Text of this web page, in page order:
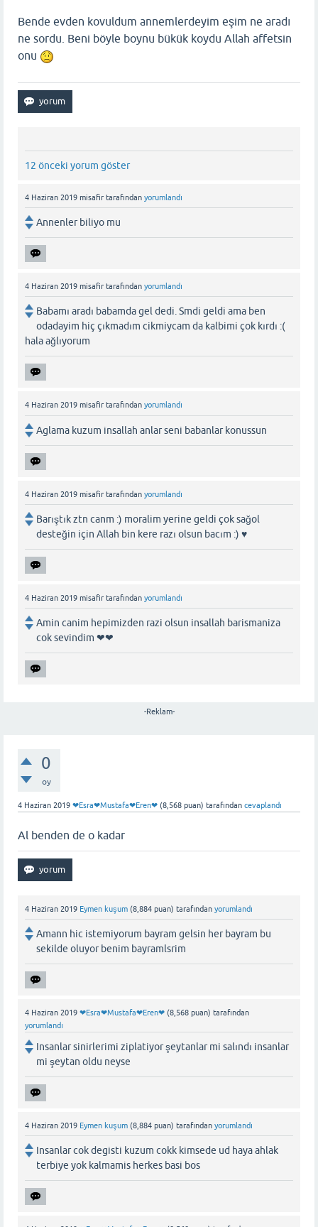
Bende evden kovuldum annemlerdeyim eşim ne aradı
ne sordu. Beni böyle boynu bükük koydu Allah affetsin
onu
12 önceki yorum göster
4 Haziran 2019 misafir tarafından yorumlandı
Annenler biliyo mu
4 Haziran 2019 misafir tarafından yorumlandı
Babamı aradı babamda gel dedi. Smdi geldi ama ben
odadayim hiç çıkmadım cikmiycam da kalbimi çok kırdı :(
hala ağlıyorum
4 Haziran 2019 misafir tarafından yorumlandı
Aglama kuzum insallah anlar seni babanlar konussun
4 Haziran 2019 misafir tarafından yorumlandı
Barıştık ztn canm :) moralim yerine geldi çok sağol
desteğin için Allah bin kere razı olsun bacım :) ♥️
4 Haziran 2019 misafir tarafından yorumlandı
Amin canim hepimizden razi olsun insallah barismaniza
cok sevindim ❤❤
-Reklam-
0
oy
4 Haziran 2019 ❤Esra❤Mustafa❤Eren❤ (8,568 puan) tarafından cevaplandı
Al benden de o kadar
4 Haziran 2019 Eymen kuşum (8,884 puan) tarafından yorumlandı
Amann hic istemiyorum bayram gelsin her bayram bu
sekilde oluyor benim bayramlsrim
4 Haziran 2019 ❤Esra❤Mustafa❤Eren❤ (8,568 puan) tarafından
yorumlandı
Insanlar sinirlerimi ziplatiyor şeytanlar mi salındı insanlar
mi şeytan oldu neyse
4 Haziran 2019 Eymen kuşum (8,884 puan) tarafından yorumlandı
Insanlar cok degisti kuzum cokk kimsede ud haya ahlak
terbiye yok kalmamis herkes basi bos